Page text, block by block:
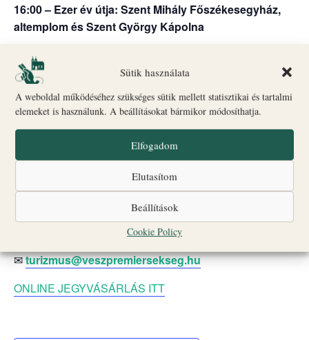
Sütik használata
A weboldal működéséhez szükséges sütik mellett statisztikai és tartalmi
elemeket is használunk. A beállításokat bármikor módosíthatja.
Elfogadom
Elutasítom
Beállítások
Cookie Policy
16:00 – Ezer év útja: Szent Mihály Főszékesegyház,
altemplom és Szent György Kápolna
Indulás: Biró–Giczey Ház (Vár utca 31.)
🎟Jegyvásárlás
és információ: a Biró–Giczey Ház
ajándékboltjában
Csoportlétszám: legfeljebb 25 fő
A programok egyes időpontokban liturgikus események
vagy egyéb rendezvények miatt változhatnak.
Nagyobb létszámú vagy idegen nyelvű csoportok
számára a részvétel előzetes bejelentkezéshez kötött;
jelentkezni az alábbi elérhetőségek egyikén lehet.
✉turizmus@veszpremiersekseg.hu
ONLINE JEGYVÁSÁRLÁS ITT